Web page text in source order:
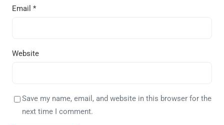
Email *
Website
Save my name, email, and website in this browser for the
next time I comment.